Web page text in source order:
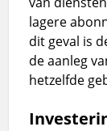
lagere
dit geval is
de aanleg
hetzelfde